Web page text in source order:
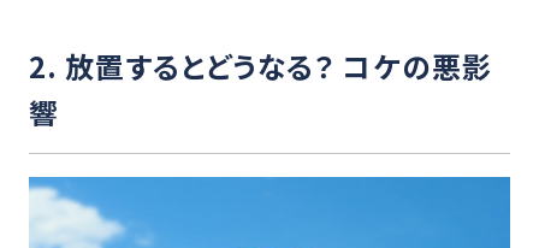
2. 放置するとどうなる？ コケの悪影
響